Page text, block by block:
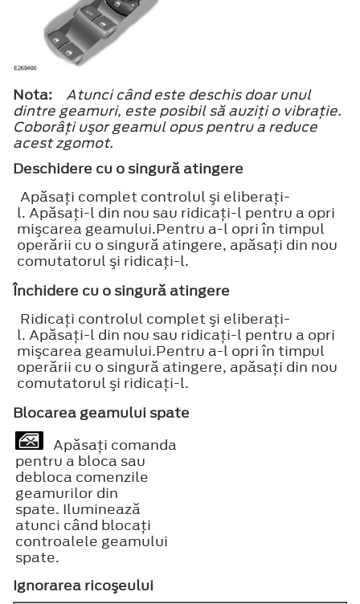
Nota:
Atunci când este deschis doar unul
dintre geamuri, este posibil să auziţi o vibraţie.
Coborâţi uşor geamul opus pentru a reduce
acest zgomot.
Deschidere cu o singură atingere
Apăsaţi complet controlul şi eliberaţi-
l. Apăsaţi-l din nou sau ridicaţi-l pentru a opri
mişcarea geamului.Pentru a-l opri în timpul
operării cu o singură atingere, apăsaţi din nou
comutatorul şi ridicaţi-l.
Închidere cu o singură atingere
Ridicaţi controlul complet şi eliberaţi-
l. Apăsaţi-l din nou sau ridicaţi-l pentru a opri
mişcarea geamului.Pentru a-l opri în timpul
operării cu o singură atingere, apăsaţi din nou
comutatorul şi ridicaţi-l.
Blocarea geamului spate
Apăsaţi comanda
pentru a bloca sau
debloca comenzile
geamurilor din
spate. Iluminează
atunci când blocaţi
controalele geamului
spate.
Ignorarea ricoşeului